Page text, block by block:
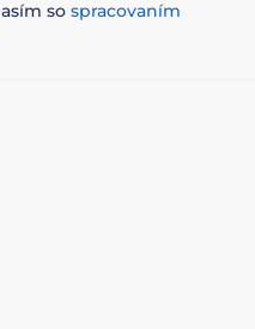
pohodlnejšie,
vlastné tlačidlo. Odpadá
funkciami, ktoré
sú vhodné na všetky
a psa privolať skôr, než
so spracovaním